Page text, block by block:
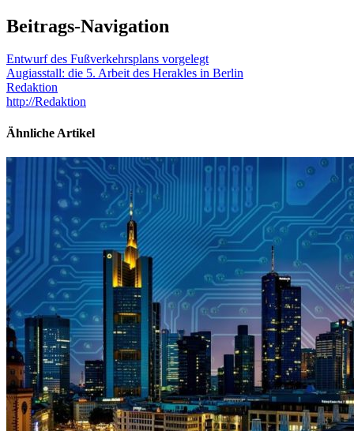
Beitrags-Navigation
Entwurf des Fußverkehrsplans vorgelegt
Augiasstall: die 5. Arbeit des Herakles in Berlin
Redaktion
http://Redaktion
Ähnliche Artikel